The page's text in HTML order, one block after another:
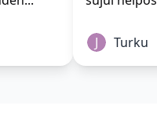
J Turku